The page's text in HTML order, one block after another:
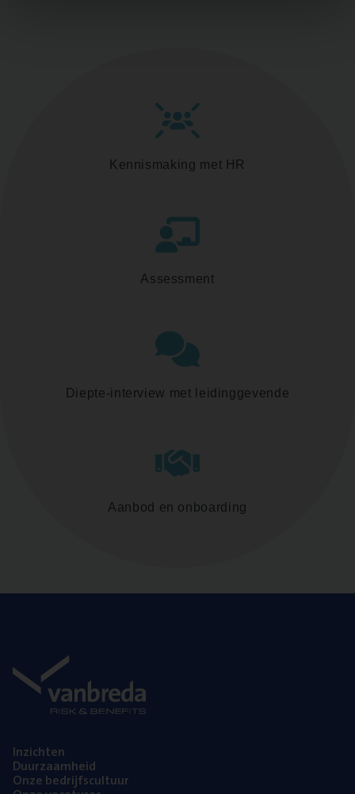
Kennismaking met HR
Assessment
Diepte-interview met leidinggevende
Aanbod en onboarding
Inzich­ten
Duur­zaam­heid
Onze bedrijfs­cul­tuur